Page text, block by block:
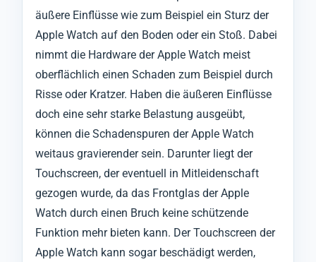
äußere Einflüsse wie zum Beispiel ein Sturz der
Apple Watch auf den Boden oder ein Stoß. Dabei
nimmt die Hardware der Apple Watch meist
oberflächlich einen Schaden zum Beispiel durch
Risse oder Kratzer. Haben die äußeren Einflüsse
doch eine sehr starke Belastung ausgeübt,
können die Schadenspuren der Apple Watch
weitaus gravierender sein. Darunter liegt der
Touchscreen, der eventuell in Mitleidenschaft
gezogen wurde, da das Frontglas der Apple
Watch durch einen Bruch keine schützende
Funktion mehr bieten kann. Der Touchscreen der
Apple Watch kann sogar beschädigt werden,